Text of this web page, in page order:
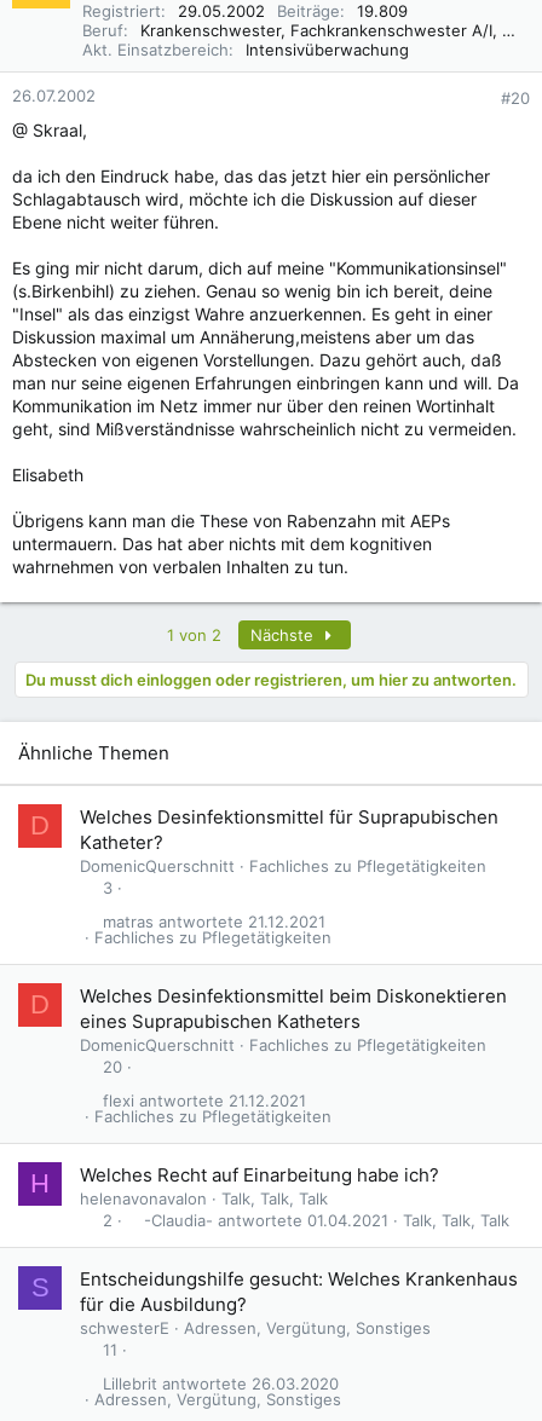
Registriert
29.05.2002 Beiträge
19.809
Beruf
Krankenschwester, Fachkrankenschwester A/I, Praxisbegleiter Basale Stimulation
Akt. Einsatzbereich
Intensivüberwachung
26.07.2002 #20
@ Skraal,
da ich den Eindruck habe, das das jetzt hier ein persönlicher
Schlagabtausch wird, möchte ich die Diskussion auf dieser
Ebene nicht weiter führen.
Es ging mir nicht darum, dich auf meine "Kommunikationsinsel"
(s.Birkenbihl) zu ziehen. Genau so wenig bin ich bereit, deine
"Insel" als das einzigst Wahre anzuerkennen. Es geht in einer
Diskussion maximal um Annäherung,meistens aber um das
Abstecken von eigenen Vorstellungen. Dazu gehört auch, daß
man nur seine eigenen Erfahrungen einbringen kann und will. Da
Kommunikation im Netz immer nur über den reinen Wortinhalt
geht, sind Mißverständnisse wahrscheinlich nicht zu vermeiden.
Elisabeth
Übrigens kann man die These von Rabenzahn mit AEPs
untermauern. Das hat aber nichts mit dem kognitiven
wahrnehmen von verbalen Inhalten zu tun.
1 von 2 Nächste
Du musst dich einloggen oder registrieren, um hier zu antworten.
Ähnliche Themen
D
Welches Desinfektionsmittel für Suprapubischen
Katheter?
DomenicQuerschnitt
Fachliches zu Pflegetätigkeiten
3
Fachliches zu Pflegetätigkeiten
21.12.2021
matras
D
Welches Desinfektionsmittel beim Diskonektieren
eines Suprapubischen Katheters
DomenicQuerschnitt
Fachliches zu Pflegetätigkeiten
20
Fachliches zu Pflegetätigkeiten
21.12.2021
flexi
H Welches Recht auf Einarbeitung habe ich?
helenavonavalon
Talk, Talk, Talk
2
Talk, Talk, Talk
01.04.2021
-Claudia-
S
Entscheidungshilfe gesucht: Welches Krankenhaus
für die Ausbildung?
schwesterE
Adressen, Vergütung, Sonstiges
11
Adressen, Vergütung, Sonstiges
26.03.2020
Lillebrit